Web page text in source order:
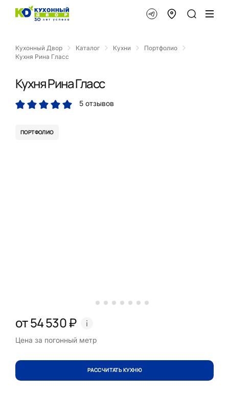
Кухонный Двор Каталог Кухни
Портфолио
Кухня Рина Гласс
Кухня Рина Гласс
5 отзывов
ПОРТФОЛИО
от 54 530 ₽
Цена за погонный метр
РАССЧИТАТЬ КУХНЮ